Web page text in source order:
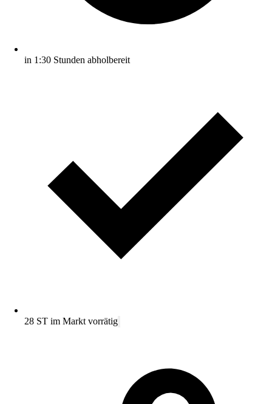
in 1:30 Stunden abholbereit
28 ST im Markt vorrätig